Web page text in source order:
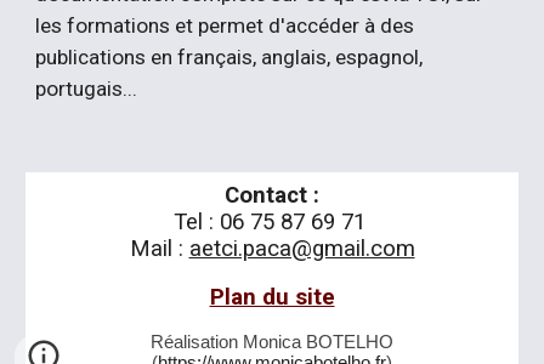
les formations et permet d'accéder à des
publications en français, anglais, espagnol,
portugais...
Contact :
Tel : 06 75 87 69 71
Mail : aetci.paca@gmail.com
Plan du site
Réalisation Monica BOTELHO